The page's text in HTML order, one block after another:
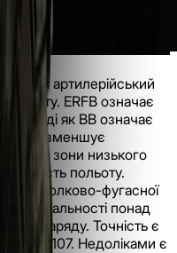
артилерійський
ERFB означає
тоді як BB означає
Bleed зменшує
зони низького
польоту.
осколково-фугасної
дальності понад
та заряду. Точність є
M107. Недоліками є